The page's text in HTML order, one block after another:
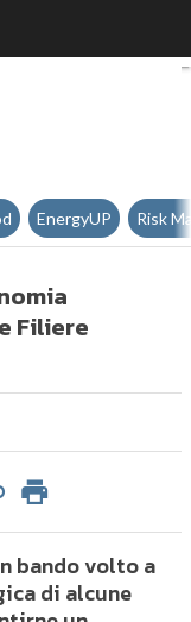
per
EnergyUP Risk
Filiere
bando volto a
di alcune